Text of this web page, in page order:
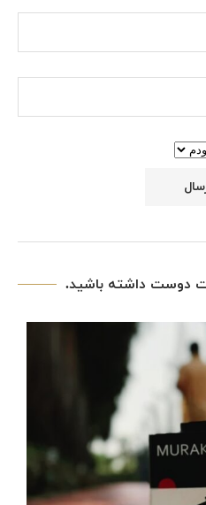
دوست داشته باشید.